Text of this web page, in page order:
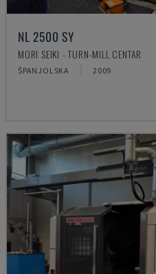
NL 2500 SY
MORI SEIKI - TURN-MILL CENTAR
ŠPANJOLSKA 2009